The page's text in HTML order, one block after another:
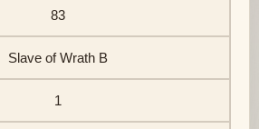
83
Slave of Wrath B
1